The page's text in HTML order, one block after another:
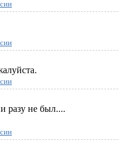
разу не был....